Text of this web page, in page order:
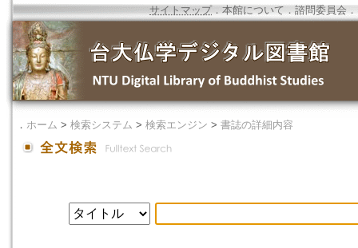
サイトマップ．本館について ． 諮問委員会 ．
． ホーム > 検索システム > 検索エンジン > 書誌の詳細内容